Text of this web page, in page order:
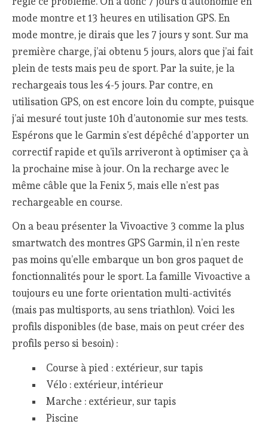
mode montre et 13 heures en utilisation GPS. En
mode montre, je dirais que les 7 jours y sont. Sur ma
première charge, j’ai obtenu 5 jours, alors que j’ai fait
plein de tests mais peu de sport. Par la suite, je la
rechargeais tous les 4-5 jours. Par contre, en
utilisation GPS, on est encore loin du compte, puisque
j’ai mesuré tout juste 10h d’autonomie sur mes tests.
Espérons que le Garmin s’est dépêché d’apporter un
correctif rapide et qu’ils arriveront à optimiser ça à
la prochaine mise à jour. On la recharge avec le
même câble que la Fenix 5, mais elle n’est pas
rechargeable en course.
On a beau présenter la Vivoactive 3 comme la plus
smartwatch des montres GPS Garmin, il n’en reste
pas moins qu’elle embarque un bon gros paquet de
fonctionnalités pour le sport. La famille Vivoactive a
toujours eu une forte orientation multi-activités
(mais pas multisports, au sens triathlon). Voici les
profils disponibles (de base, mais on peut créer des
profils perso si besoin) :
Course à pied : extérieur, sur tapis
Vélo : extérieur, intérieur
Marche : extérieur, sur tapis
Piscine